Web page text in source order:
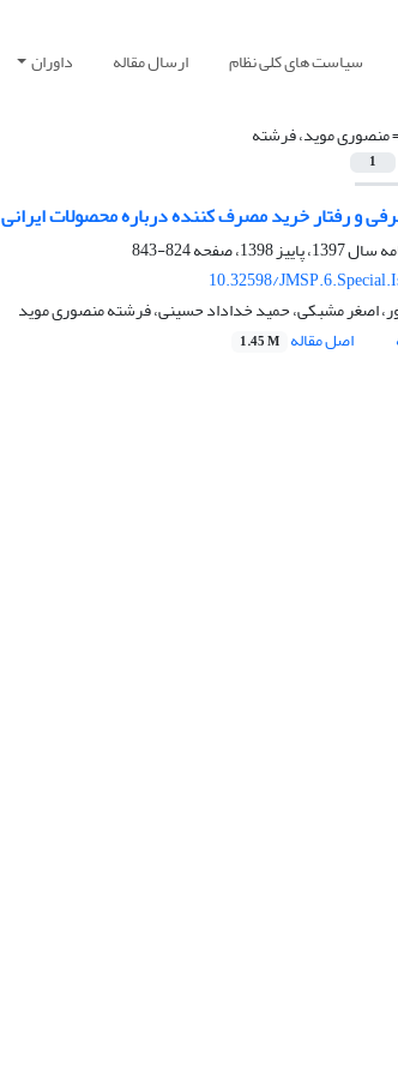
سیاست های کلی نظام ارسال مقاله داوران
منصوری موید، فرشته
1
و رفتار خرید مصرف کننده درباره محصولات ایرانی
824-843
10.32598/
اصغر مشبکی، حمید خداداد حسینی، فرشته منصوری موید
اصل مقاله 1.45 M